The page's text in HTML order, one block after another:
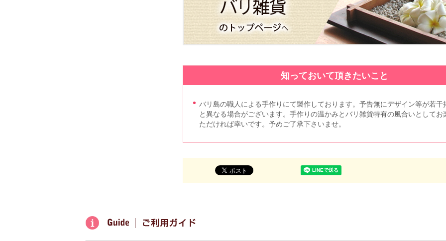
知っておいて頂きたいこと
バリ島の職人による手作りにて製作しております。予告無にデザイン等が若干
と異なる場合がございます。手作りの温かみとバリ雑貨特有の風合いとしてお
ただければ幸いです。予めご了承下さいませ。